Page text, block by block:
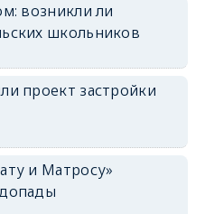
возникли ли
школьников
проект застройки
и Матросу»